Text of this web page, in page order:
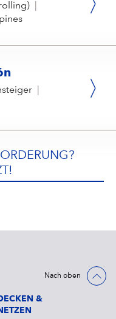
Nach oben
&